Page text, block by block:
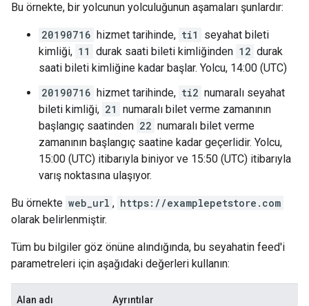
Bu örnekte, bir yolcunun yolculuğunun aşamaları şunlardır:
20190716 hizmet tarihinde, ti1
seyahat bileti
kimliği, 11 durak saati bileti kimliğinden 12 durak
saati bileti kimliğine kadar başlar. Yolcu, 14:00 (UTC)
20190716 hizmet tarihinde, ti2 numaralı seyahat
bileti kimliği, 21 numaralı bilet verme zamanının
başlangıç saatinden 22 numaralı bilet verme
zamanının başlangıç saatine kadar geçerlidir. Yolcu,
15:00 (UTC) itibarıyla biniyor ve 15:50 (UTC) itibarıyla
varış noktasına ulaşıyor.
Bu örnekte web_url , https://examplepetstore.com
olarak belirlenmiştir.
Tüm bu bilgiler göz önüne alındığında, bu seyahatin feed'i
parametreleri için aşağıdaki değerleri kullanın:
Alan adı Ayrıntılar